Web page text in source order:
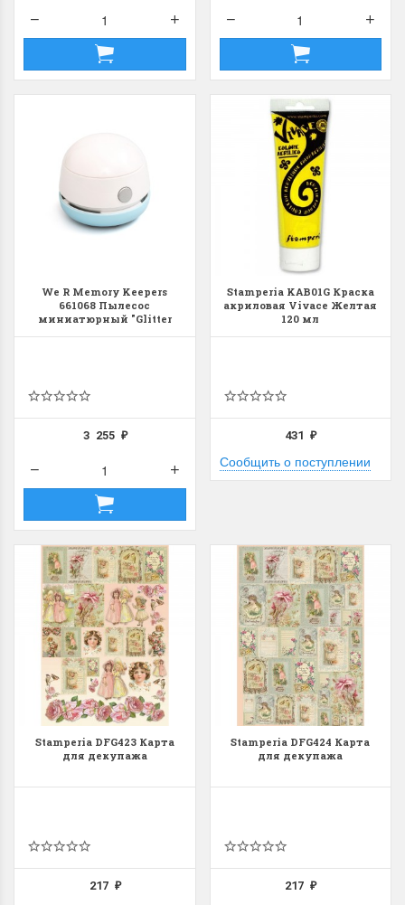
Летние Скидки
!! СКИДКА 20% ‼️ с 1 до 3 июня в
честь первого летнего дня
Чудетство...
ПОДРОБНЕЕ
Анастасия Туманова
1 июня 2024 11:29
Раритеты Дим.
На сайте пополнение
Dimensions
Спешите купить...
ПОДРОБНЕЕ
Анастасия Туманова
22 мая 2024 13:01
We R Memory Keepers
661068 Пылесос
миниатюрный "Glitter
3 255 ₽
Stamperia KAB01G Краска
акриловая Vivace Желтая
120 мл
431₽
Сообщить о поступлении
Stamperia DFG423 Карта
для декупажа
217 ₽
Stamperia DFG424 Карта
для декупажа
217₽